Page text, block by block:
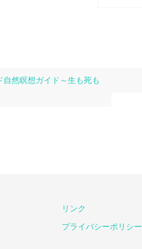
自然瞑想ガイド～生も死も
リンク
プライバシーポリシー